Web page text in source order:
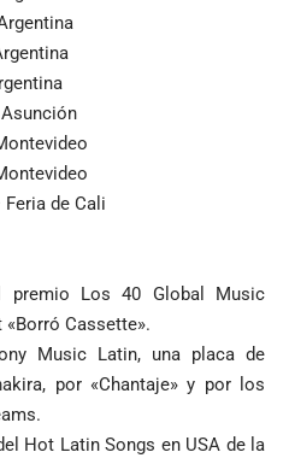
de Cali
premio Los 40 Global Music
Cassette».
Music Latin, una placa de
por «Chantaje» y por los
Hot Latin Songs en USA de la